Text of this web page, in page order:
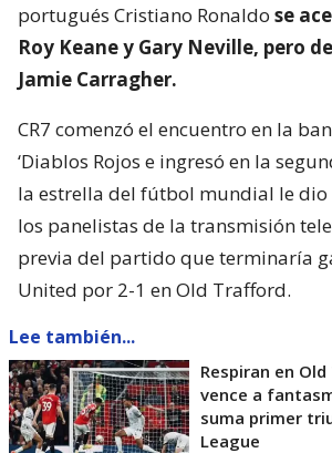
portugués Cristiano Ronaldo se
Roy Keane y Gary Neville, pero
Jamie Carragher.
CR7 comenzó el encuentro en la
‘Diablos Rojos e ingresó en la
la estrella del fútbol mundial le dio
los panelistas de la transmisión
previa del partido que terminaría
United por 2-1 en Old Trafford.
Lee también...
Respiran en
vence a
suma primer
League